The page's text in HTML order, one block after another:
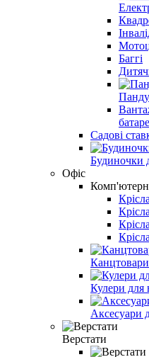
Баггі
Садові
Будиночки
Офіс
Комп'ютерні
Канцтовари
Кулери для
Аксесуари
Верстати